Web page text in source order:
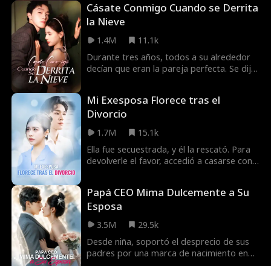
años más tarde, él la encuentra
inesperadamente y descubre que tienen
tres hijos juntos. Comienza un esfuerzo
decidido para reconquistarla.
Cásate Conmigo Cuando se Derrita
la Nieve
1.4M
11.1k
Durante tres años, todos a su alrededor
decían que eran la pareja perfecta. Se dijo
de que, después de todo, nunca
pertenecieron al mismo mundo.
Mi Exesposa Florece tras el
Divorcio
1.7M
15.1k
Ella fue secuestrada, y él la rescató. Para
devolverle el favor, accedió a casarse con
la luz, solo quiso una cosa: recuperarla.
Papá CEO Mima Dulcemente a Su
Esposa
3.5M
29.5k
Desde niña, soportó el desprecio de sus
padres por una marca de nacimiento en